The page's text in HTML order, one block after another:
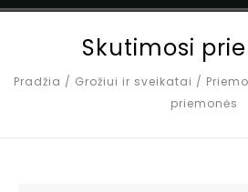
Skutimosi
Pradžia / Grožiui ir sveikatai /
priemonės